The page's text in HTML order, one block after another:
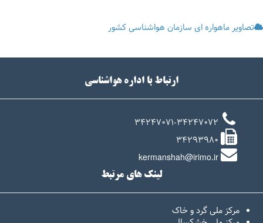
تصاویر ماهواره ای سازمان هواشناسی کشور
ارتباط با اداره هواشناسی
34247071-34247072
34293980
kermanshah@irimo.ir
لینک های مرتبط
مرکز ملی گرد و خاک